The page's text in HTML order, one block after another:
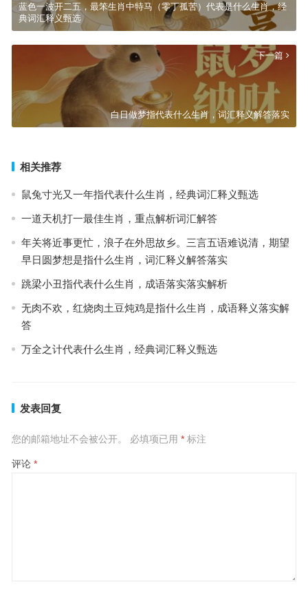
蓝色一波开二五，最笨生肖中特马（零丁孤苦）代表是什么生肖，经
典词汇释义甄选
下一篇
白日做梦指代表什么生肖，词汇释义解答落实
相关推荐
鼠兔寸光又一年指代表什么生肖，经典词汇释义甄选
一道天机打一最佳生肖，重点解析词汇解答
年关将近事更忙，浪子在外思故乡。三言五语难说清，期望
早日圆梦想是指什么生肖，词汇释义解答落实
跳梁小丑指代表什么生肖，成语落实落实解析
无肉不欢，红烧肉土豆炖鸡是指什么生肖，成语释义落实解
答
万全之计代表什么生肖，经典词汇释义甄选
发表回复
您的邮箱地址不会被公开。 必填项已用 *标注
评论 *